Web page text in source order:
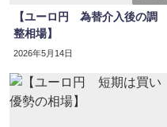
【ユーロ円 為替介入後の調
整相場】
2026年5月14日